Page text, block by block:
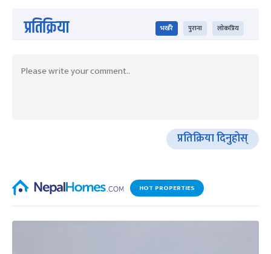
प्रतिक्रिया भर्खरै पुराना लोकप्रिय
प्रतिक्रिया दिनुहोस्
HOT PROPERTIES